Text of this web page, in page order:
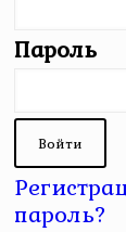
Пароль
пароль?